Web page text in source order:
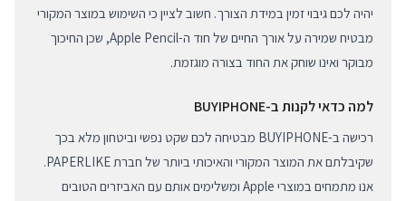
יהיה לכם גיבוי זמין במידת הצורך. חשוב לציין כי השימוש במוצר המקורי
מבטיח שמירה על אורך החיים של חוד ה-Apple Pencil, שכן החיכוך
מבוקר ואינו שוחק את החוד בצורה מוגזמת.
למה כדאי לקנות ב-BUYIPHONE
רכישה ב-BUYIPHONE מבטיחה לכם שקט נפשי וביטחון מלא בכך
שקיבלתם את המוצר המקורי והאיכותי ביותר של חברת PAPERLIKE.
אנו מתמחים במוצרי Apple ומשלימים אותם עם האביזרים הטובים